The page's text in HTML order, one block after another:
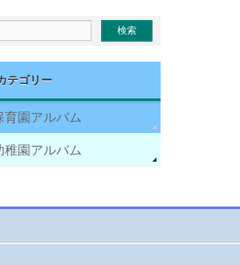
テゴリー
育園アルバム
稚園アルバム